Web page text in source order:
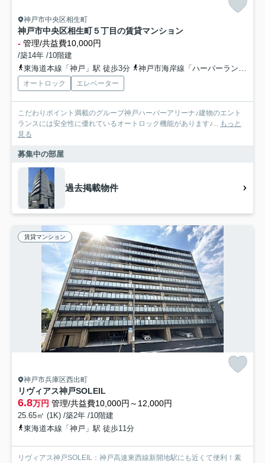
神戸市中央区相生町
神戸市中央区相生町５丁目の賃貸マンション
- 管理/共益費10,000円
/築14年 /10階建
東海道本線「神戸」駅 徒歩3分
神戸市海岸線「ハーバーランド」駅 徒歩3分
オートロック エレベーター
こだわりポイント満載のグルーブ神戸ハーバーアリーナ♪建物のエント
ランスには安全性に優れているオートロック機能があります♪... もっと
見る
募集中の部屋
過去掲載物件
賃貸マンション
神戸市兵庫区西出町
リヴィアス神戸SOLEIL
6.8万円 管理/共益費10,000円～12,000円
25.65㎡ (1K) /築2年 /10階建
東海道本線「神戸」駅 徒歩11分
リヴィアス神戸SOLEIL：神戸高速東西線新開地駅にも近くて便利！素